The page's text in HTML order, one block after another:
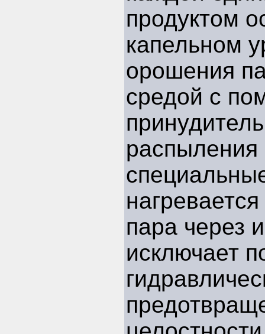
продуктом
капельном
орошения
средой с
распыления
пара через
исключает